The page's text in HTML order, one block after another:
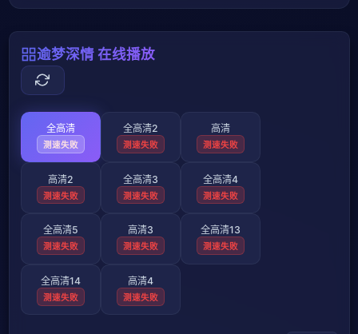
逾梦深情 在线播放
全高清
测速失败
全高清2
测速失败
高清
测速失败
高清2
测速失败
全高清3
测速失败
全高清4
测速失败
全高清5
测速失败
高清3
测速失败
全高清13
测速失败
全高清14
测速失败
高清4
测速失败